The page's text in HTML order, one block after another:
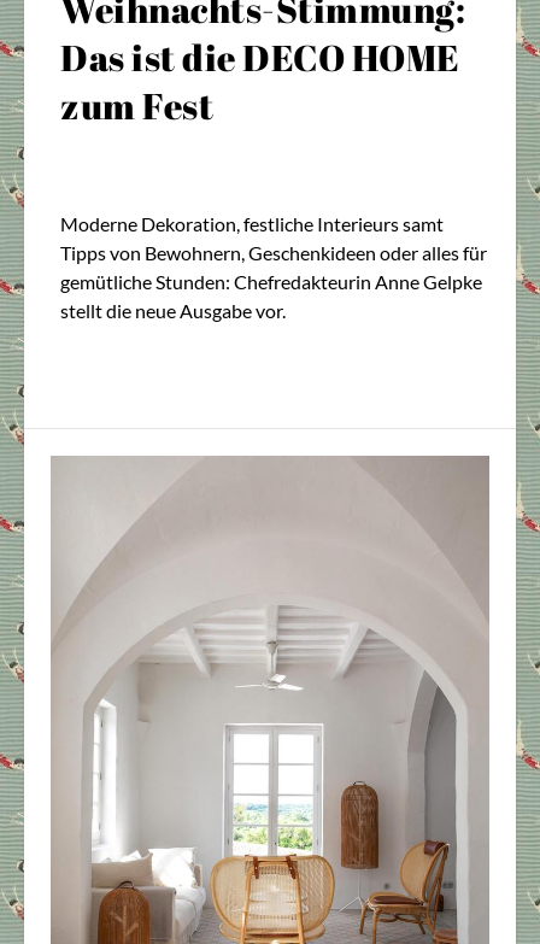
Das ist die DECO HOME
zum Fest
Moderne Dekoration, festliche Interieurs samt
Tipps von Bewohnern, Geschenkideen oder alles für
gemütliche Stunden: Chefredakteurin Anne Gelpke
stellt die neue Ausgabe vor.